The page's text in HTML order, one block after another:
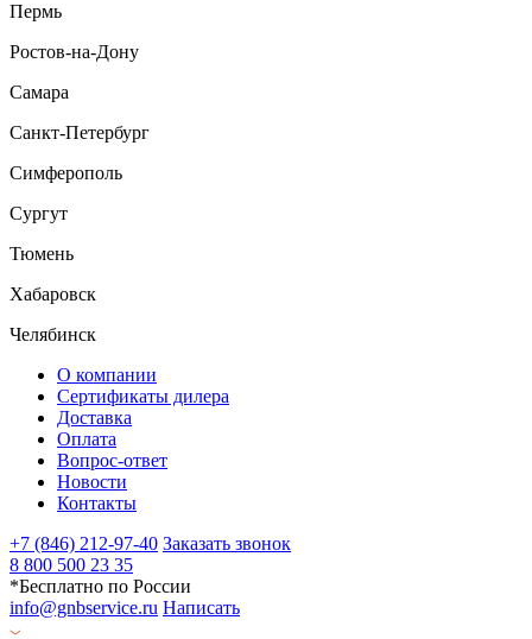
Пермь
Ростов-на-Дону
Самара
Санкт-Петербург
Симферополь
Сургут
Тюмень
Хабаровск
Челябинск
О компании
Сертификаты дилера
Доставка
Оплата
Вопрос-ответ
Новости
Контакты
+7 (846) 212-97-40 Заказать звонок
8 800 500 23 35
*Бесплатно по России
info@gnbservice.ru Написать